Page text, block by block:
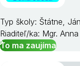
Typ školy: Štátne,
Riaditeľ/ka: Mgr.
To ma zaujíma